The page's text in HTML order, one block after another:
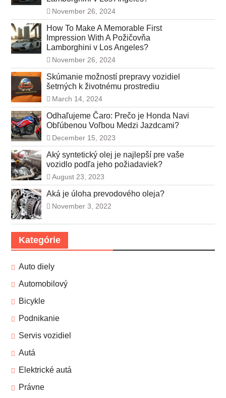
November 26, 2024
How To Make A Memorable First
Impression With A Požičovňa
Lamborghini v Los Angeles?
November 26, 2024
Skúmanie možností prepravy vozidiel
šetrných k životnému prostrediu
March 14, 2024
Odhaľujeme Čaro: Prečo je Honda Navi
Obľúbenou Voľbou Medzi Jazdcami?
December 15, 2023
Aký syntetický olej je najlepší pre vaše
vozidlo podľa jeho požiadaviek?
August 23, 2023
Aká je úloha prevodového oleja?
November 3, 2022
Kategórie
Auto diely
Automobilový
Bicykle
Podnikanie
Servis vozidiel
Autá
Elektrické autá
Právne